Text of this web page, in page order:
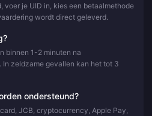
voer je UID in, kies een betaalmethode
wordt direct geleverd.
binnen 1-2 minuten na
zeldzame gevallen kan het tot 3
ondersteund?
JCB, cryptocurrency, Apple Pay,